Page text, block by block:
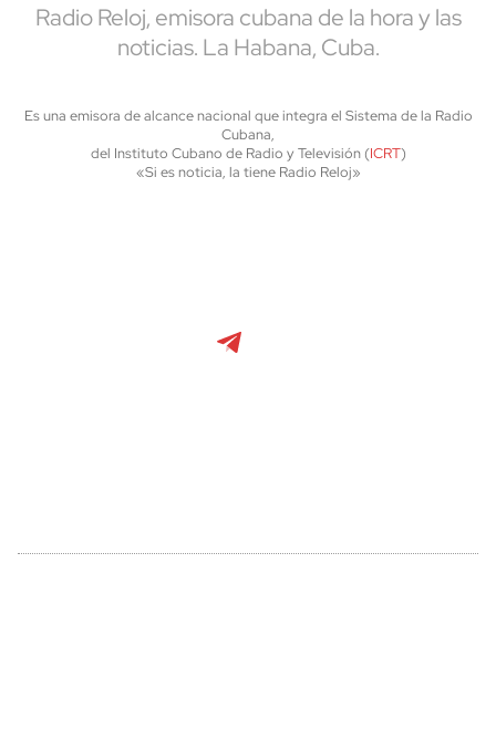
Radio Reloj, emisora cubana de la hora y las
noticias. La Habana, Cuba.
Es una emisora de alcance nacional que integra el Sistema de la Radio
Cubana,
del Instituto Cubano de Radio y Televisión (ICRT)
«Si es noticia, la tiene Radio Reloj»